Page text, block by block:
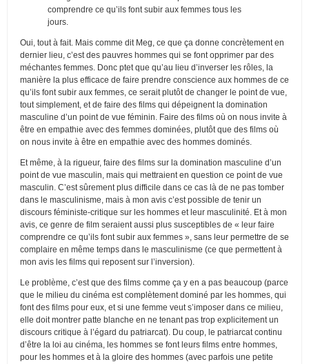
comprendre ce qu’ils font subir aux femmes tous les
jours.
Oui, tout à fait. Mais comme dit Meg, ce que ça donne concrètement en
dernier lieu, c’est des pauvres hommes qui se font opprimer par des
méchantes femmes. Donc ptet que qu’au lieu d’inverser les rôles, la
manière la plus efficace de faire prendre conscience aux hommes de ce
qu’ils font subir aux femmes, ce serait plutôt de changer le point de vue,
tout simplement, et de faire des films qui dépeignent la domination
masculine d’un point de vue féminin. Faire des films où on nous invite à
être en empathie avec des femmes dominées, plutôt que des films où
on nous invite à être en empathie avec des hommes dominés.
Et même, à la rigueur, faire des films sur la domination masculine d’un
point de vue masculin, mais qui mettraient en question ce point de vue
masculin. C’est sûrement plus difficile dans ce cas là de ne pas tomber
dans le masculinisme, mais à mon avis c’est possible de tenir un
discours féministe-critique sur les hommes et leur masculinité. Et à mon
avis, ce genre de film seraient aussi plus susceptibles de « leur faire
comprendre ce qu’ils font subir aux femmes », sans leur permettre de se
complaire en même temps dans le masculinisme (ce que permettent à
mon avis les films qui reposent sur l’inversion).
Le problème, c’est que des films comme ça y en a pas beaucoup (parce
que le milieu du cinéma est complètement dominé par les hommes, qui
font des films pour eux, et si une femme veut s’imposer dans ce milieu,
elle doit montrer patte blanche en ne tenant pas trop explicitement un
discours critique à l’égard du patriarcat). Du coup, le patriarcat continu
d’être la loi au cinéma, les hommes se font leurs films entre hommes,
pour les hommes et à la gloire des hommes (avec parfois une petite